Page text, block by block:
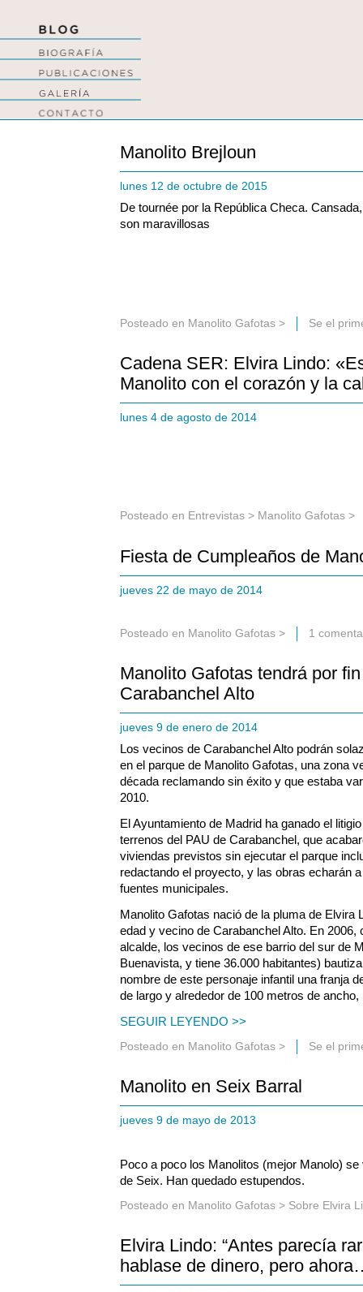
Manolito Brejloun
lunes 12 de octubre de 2015
De tournée por la República Checa.
son maravillosas
Posteado en Manolito Gafotas > Se el
Cadena SER: Elvira Lindo:
Manolito con el corazón y la
lunes 4 de agosto de 2014
Posteado en Entrevistas > Manolito Gafotas >
Fiesta de Cumpleaños de
jueves 22 de mayo de 2014
Posteado en Manolito Gafotas > 1
Manolito Gafotas tendrá por
Carabanchel Alto
jueves 9 de enero de 2014
Los vecinos de Carabanchel Alto podrán
en el parque de Manolito Gafotas, una zona
década reclamando sin éxito y que estaba
2010.
El Ayuntamiento de Madrid ha ganado el
terrenos del PAU de Carabanchel, que
viviendas previstos sin ejecutar el parque
redactando el proyecto, y las obras echarán
fuentes municipales.
Manolito Gafotas nació de la pluma de Elvira
edad y vecino de Carabanchel Alto. En
alcalde, los vecinos de ese barrio del sur de
Buenavista, y tiene 36.000 habitantes)
nombre de este personaje infantil una franja
de largo y alrededor de 100 metros de
SEGUIR LEYENDO >>
Posteado en Manolito Gafotas > Se el
Manolito en Seix Barral
jueves 9 de mayo de 2013
Poco a poco los Manolitos (mejor Manolo)
de Seix. Han quedado estupendos.
Posteado en Manolito Gafotas > Sobre Elvira
Elvira Lindo: “Antes parecía
hablase de dinero, pero